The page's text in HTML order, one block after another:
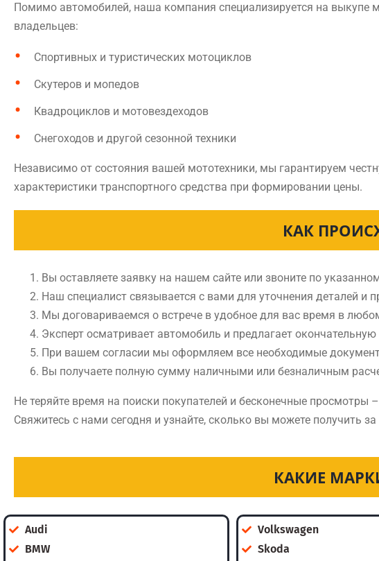
Помимо автомобилей, наша компания специализируется на выкупе
владельцев:
Спортивных и туристических мотоциклов
Скутеров и мопедов
Квадроциклов и мотовездеходов
Снегоходов и другой сезонной техники
Независимо от состояния вашей мототехники, мы гарантируем
характеристики транспортного средства при формировании цены.
КАК
Вы оставляете заявку на нашем сайте или звоните по
Наш специалист связывается с вами для уточнения деталей и
Мы договариваемся о встрече в удобное для вас время в
Эксперт осматривает автомобиль и предлагает окончательную
При вашем согласии мы оформляем все необходимые
Вы получаете полную сумму наличными или безналичным
Не теряйте время на поиски покупателей и бесконечные
Свяжитесь с нами сегодня и узнайте, сколько вы можете получить
КАКИЕ
Audi
BMW
Volkswagen
Skoda